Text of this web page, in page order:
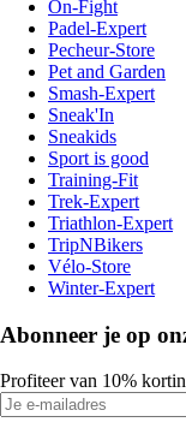
On-Fight
Padel-Expert
Pecheur-Store
Pet and Garden
Smash-Expert
Sneak'In
Sneakids
Sport is good
Training-Fit
Trek-Expert
Triathlon-Expert
TripNBikers
Vélo-Store
Winter-Expert
Abonneer je op
Profiteer van 10%